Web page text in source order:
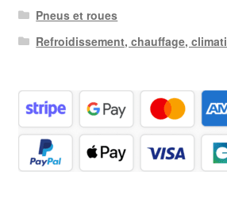
Pneus et roues
Refroidissement, chauffage,